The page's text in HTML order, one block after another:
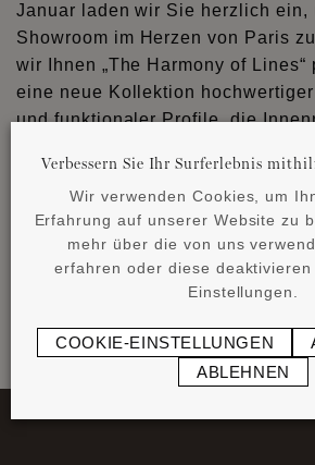
Januar laden wir Sie herzlich ein,
Showroom im Herzen von Paris
wir Ihnen „The Harmony of Lines“
eine neue Kollektion
und funktionaler Profile, die
Texturen neu definieren.
ZURÜCK ZU DEN
Verbessern Sie Ihr Surferlebnis
Wir verwenden Cookies, um
Erfahrung auf unserer Website zu
mehr über die von uns
erfahren oder diese
Einstellungen.
COOKIE-EINSTELLUNGEN
ABLEHNEN